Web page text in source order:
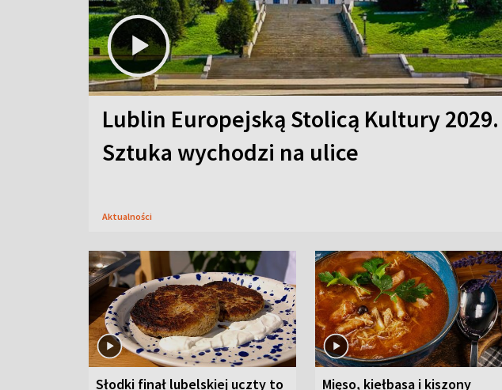
Lublin Europejską Stolicą Kultury 2029.
Sztuka wychodzi na ulice
Aktualności
Słodki finał lubelskiej uczty to
Mięso, kiełbasa i kiszony